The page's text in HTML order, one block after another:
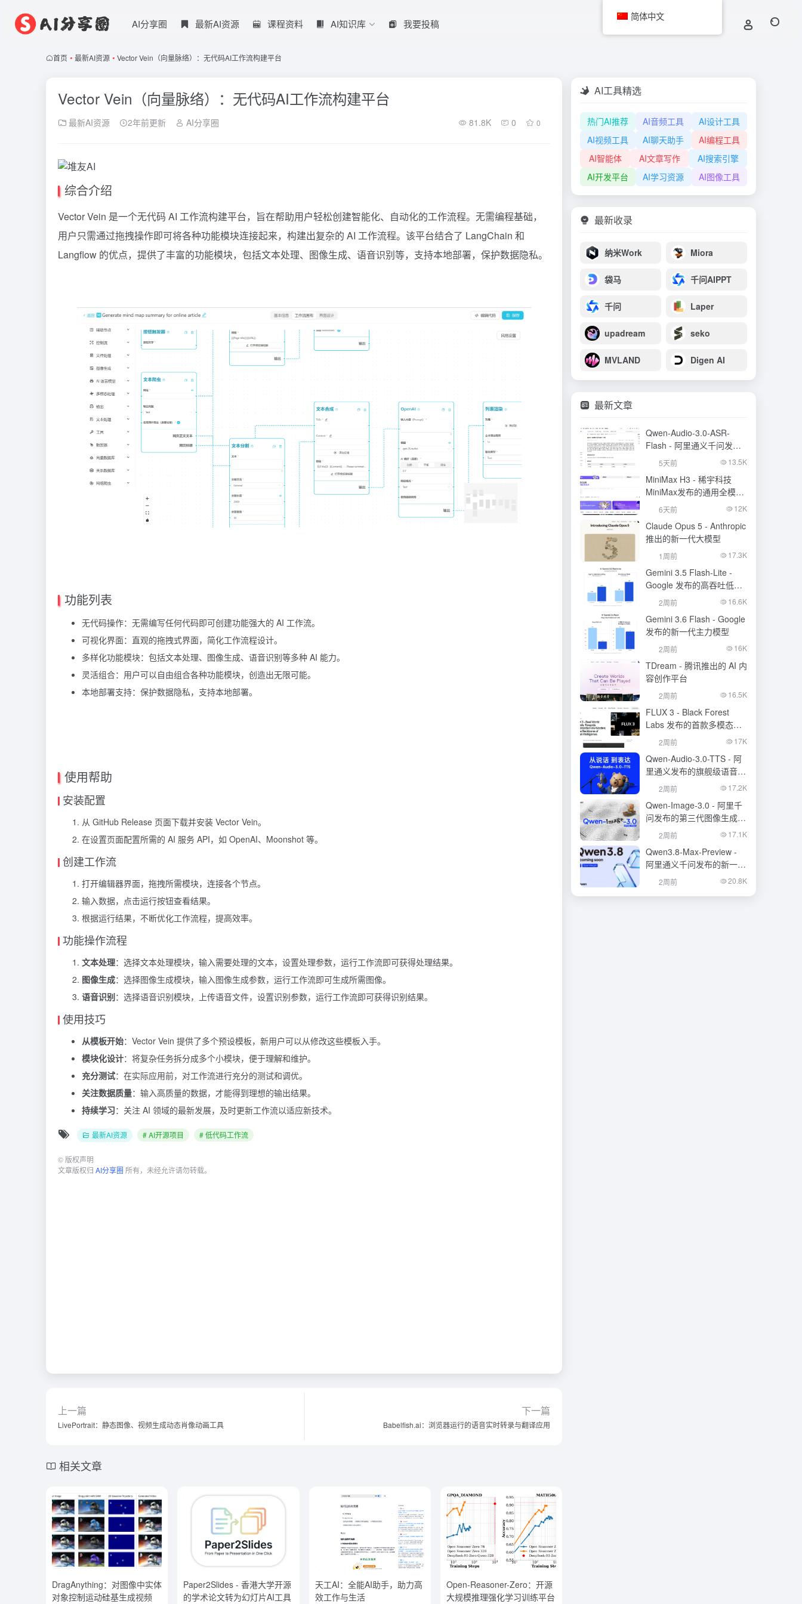
AI分享圈 最新AI资源 课程资料 AI知识库 我要投稿
首页 • 最新AI资源 • Vector Vein（向量脉络）：无代码AI工作流构建平台
Vector Vein（向量脉络）：无代码AI工作流构建平台
最新AI资源 2年前更新 AI分享圈 81.8K 0 0
综合介绍
Vector Vein 是一个无代码 AI 工作流构建平台，旨在帮助用户轻松创建智能化、自动化的工作流程。无需编程基础，
用户只需通过拖拽操作即可将各种功能模块连接起来，构建出复杂的 AI 工作流程。该平台结合了 LangChain 和
Langflow 的优点，提供了丰富的功能模块，包括文本处理、图像生成、语音识别等，支持本地部署，保护数据隐私。
功能列表
无代码操作：无需编写任何代码即可创建功能强大的 AI 工作流。
可视化界面：直观的拖拽式界面，简化工作流程设计。
多样化功能模块：包括文本处理、图像生成、语音识别等多种 AI 能力。
灵活组合：用户可以自由组合各种功能模块，创造出无限可能。
本地部署支持：保护数据隐私，支持本地部署。
使用帮助
安装配置
从 GitHub Release 页面下载并安装 Vector Vein。
在设置页面配置所需的 AI 服务 API，如 OpenAI、Moonshot 等。
创建工作流
打开编辑器界面，拖拽所需模块，连接各个节点。
输入数据，点击运行按钮查看结果。
根据运行结果，不断优化工作流程，提高效率。
功能操作流程
文本处理：选择文本处理模块，输入需要处理的文本，设置处理参数，运行工作流即可获得处理结果。
图像生成：选择图像生成模块，输入图像生成参数，运行工作流即可生成所需图像。
语音识别：选择语音识别模块，上传语音文件，设置识别参数，运行工作流即可获得识别结果。
使用技巧
从模板开始：Vector Vein 提供了多个预设模板，新用户可以从修改这些模板入手。
模块化设计：将复杂任务拆分成多个小模块，便于理解和维护。
充分测试：在实际应用前，对工作流进行充分的测试和调优。
关注数据质量：输入高质量的数据，才能得到理想的输出结果。
持续学习：关注 AI 领域的最新发展，及时更新工作流以适应新技术。
最新AI资源 # AI开源项目 # 低代码工作流
© 版权声明
文章版权归 AI分享圈 所有，未经允许请勿转载。
上一篇
LivePortrait：静态图像、视频生成动态肖像动画工具
下一篇
Babelfish.ai：浏览器运行的语音实时转录与翻译应用
相关文章
DragAnything：对图像中实体
对象控制运动硅基生成视频
Paper2Slides - 香港大学开源
的学术论文转为幻灯片AI工具
天工AI：全能AI助手，助力高
效工作与生活
Open-Reasoner-Zero：开源
大规模推理强化学习训练平台
AI工具精选
热门AI推荐 AI音频工具
AI设计工具
AI视频工具
AI聊天助手
AI编程工具
AI智能体
AI文章写作
AI搜索引擎
AI开发平台
AI学习资源 AI图像工具
最新收录
纳米Work Miora
袋马 千问AIPPT
千问 Laper
upadream seko
MVLAND Digen AI
最新文章
Qwen-Audio-3.0-ASR-
Flash - 阿里通义千问发布
的语音识别大模型
5天前 13.5K
MiniMax H3 - 稀宇科技
MiniMax发布的通用全模态
生成模型
6天前 12K
Claude Opus 5 - Anthropic
推出的新一代大模型
1周前 17.3K
Gemini 3.5 Flash-Lite -
Google 发布的高吞吐低成
本模型
2周前 16.6K
Gemini 3.6 Flash - Google
发布的新一代主力模型
2周前 16K
TDream - 腾讯推出的 AI 内
容创作平台
2周前 16.5K
FLUX 3 - Black Forest
Labs 发布的首款多模态基
础模型
2周前 17K
Qwen-Audio-3.0-TTS - 阿
里通义发布的旗舰级语音合
成大模型
2周前 17.2K
Qwen-Image-3.0 - 阿里千
问发布的第三代图像生成基
础模型
2周前 17.1K
Qwen3.8-Max-Preview -
阿里通义千问发布的新一代
旗舰大模型
2周前 20.8K
简体中文